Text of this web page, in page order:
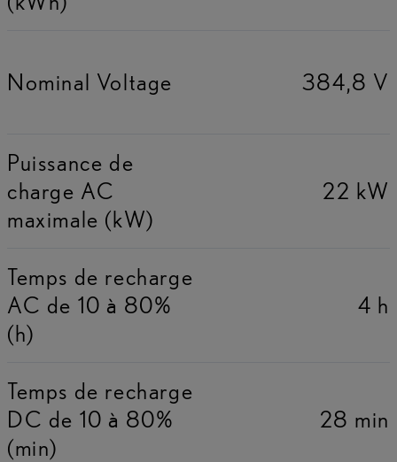
Nominal Voltage 384,8 V
Puissance de
charge AC
maximale (kW)
22 kW
Temps de recharge
AC de 10 à 80%
(h)
4 h
Temps de recharge
DC de 10 à 80%
(min)
28 min